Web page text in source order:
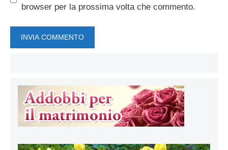
browser per la prossima volta che commento.